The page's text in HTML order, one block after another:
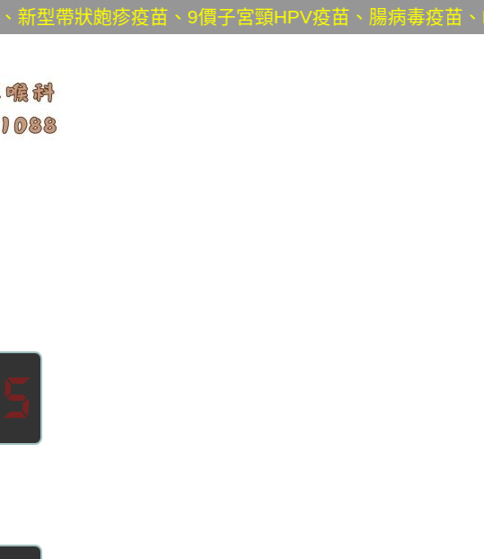
疹疫苗、9價子宮頸HPV疫苗、腸病毒疫苗、B肝疫